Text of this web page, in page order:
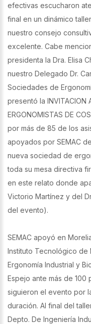
efectivas escucharon
final en un dinámico
nuestro consejo
excelente. Cabe
presidenta la Dra. Elisa
nuestro Delegado Dr.
Sociedades de
presentó la INVITACION
ERGONOMISTAS DE
por más de 85 de los
apoyados por SEMAC
nueva sociedad de
toda su mesa directiva
en este relato donde
Victorio Martínez y del
del evento).
SEMAC apoyó en
Instituto Tecnológico de
Ergonomía Industrial y
Espejo ante más de 100
siguieron el evento por
duración. Al final del
Depto. De Ingeniería